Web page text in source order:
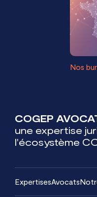
Nos
COGEP
une expertise
l'écosystème
ExpertisesAvocats